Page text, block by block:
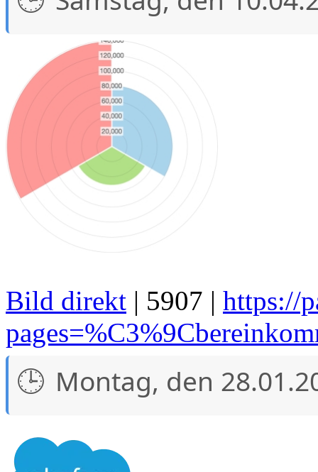
Bild direkt | 5907 | https://
Montag, den